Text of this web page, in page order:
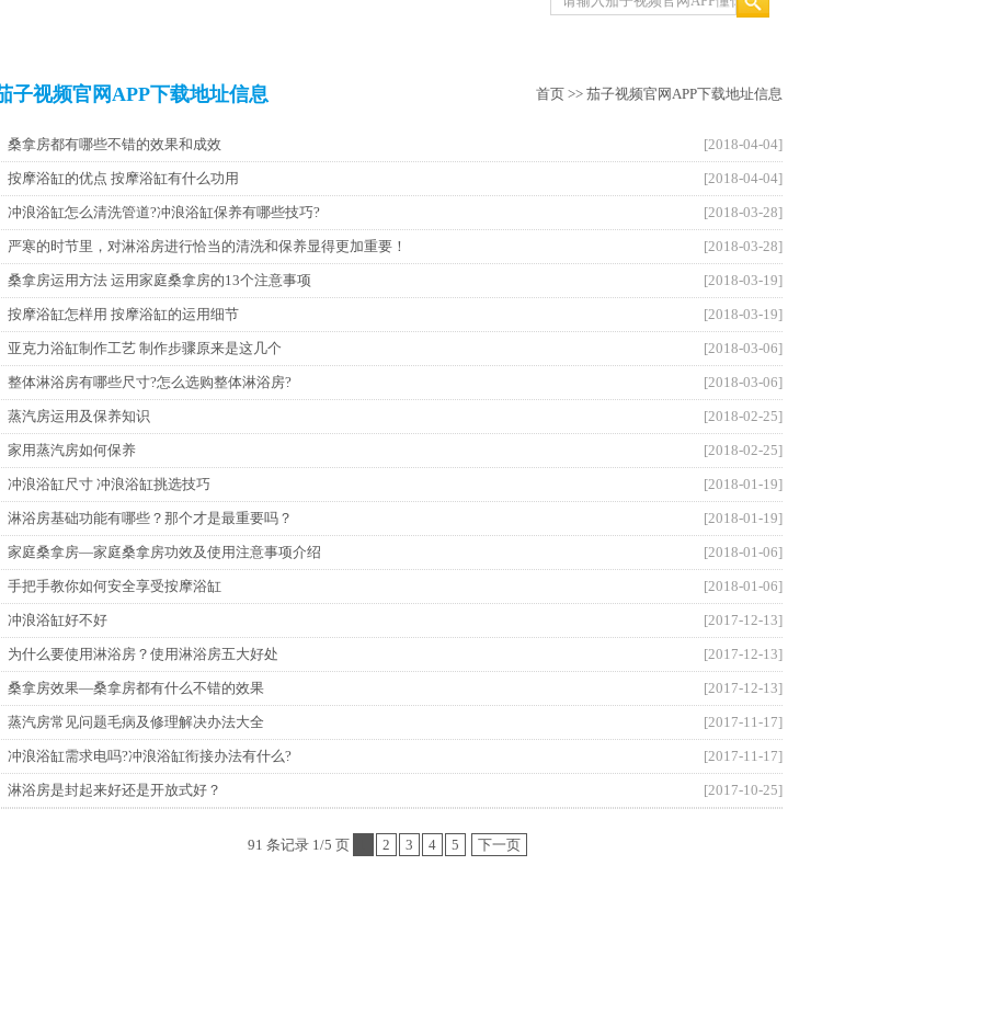
首页 >> 茄子视频官网APP下载地址信息
子视频官网APP下载地址信息
[2018-04-04]
桑拿房都有哪些不错的效果和成效
[2018-04-04]
按摩浴缸的优点 按摩浴缸有什么功用
[2018-03-28]
冲浪浴缸怎么清洗管道?冲浪浴缸保养有哪些技巧?
[2018-03-28]
严寒的时节里，对淋浴房进行恰当的清洗和保养显得更加重要！
[2018-03-19]
桑拿房运用方法 运用家庭桑拿房的13个注意事项
[2018-03-19]
按摩浴缸怎样用 按摩浴缸的运用细节
[2018-03-06]
亚克力浴缸制作工艺 制作步骤原来是这几个
[2018-03-06]
整体淋浴房有哪些尺寸?怎么选购整体淋浴房?
[2018-02-25]
蒸汽房运用及保养知识
[2018-02-25]
家用蒸汽房如何保养
[2018-01-19]
冲浪浴缸尺寸 冲浪浴缸挑选技巧
[2018-01-19]
淋浴房基础功能有哪些？那个才是最重要吗？
[2018-01-06]
家庭桑拿房—家庭桑拿房功效及使用注意事项介绍
[2018-01-06]
手把手教你如何安全享受按摩浴缸
[2017-12-13]
冲浪浴缸好不好
[2017-12-13]
为什么要使用淋浴房？使用淋浴房五大好处
[2017-12-13]
桑拿房效果—桑拿房都有什么不错的效果
[2017-11-17]
蒸汽房常见问题毛病及修理解决办法大全
[2017-11-17]
冲浪浴缸需求电吗?冲浪浴缸衔接办法有什么?
[2017-10-25]
淋浴房是封起来好还是开放式好？
91 条记录 1/5 页 2 3 4 5 下一页